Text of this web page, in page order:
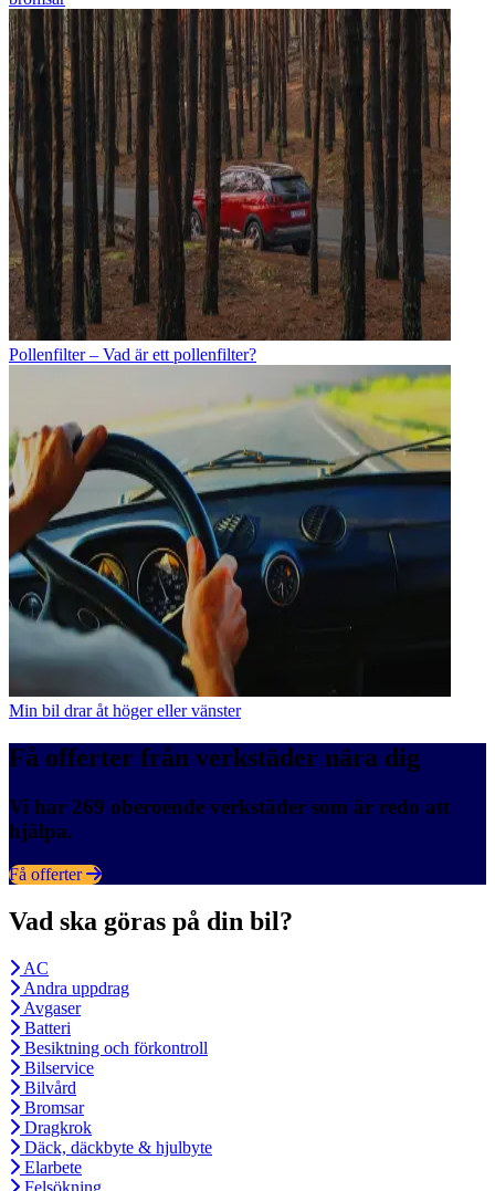
Pollenfilter – Vad är ett pollenfilter?
Min bil drar åt höger eller vänster
Få offerter från verkstäder nära dig
Vi har 269 oberoende verkstäder som är redo att
hjälpa.
Få offerter
Vad ska göras på din bil?
AC
Andra uppdrag
Avgaser
Batteri
Besiktning och förkontroll
Bilservice
Bilvård
Bromsar
Dragkrok
Däck, däckbyte & hjulbyte
Elarbete
Felsökning